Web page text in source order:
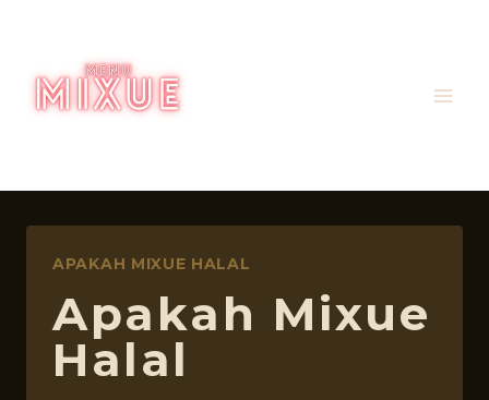
content
APAKAH MIXUE HALAL
Apakah Mixue
Halal